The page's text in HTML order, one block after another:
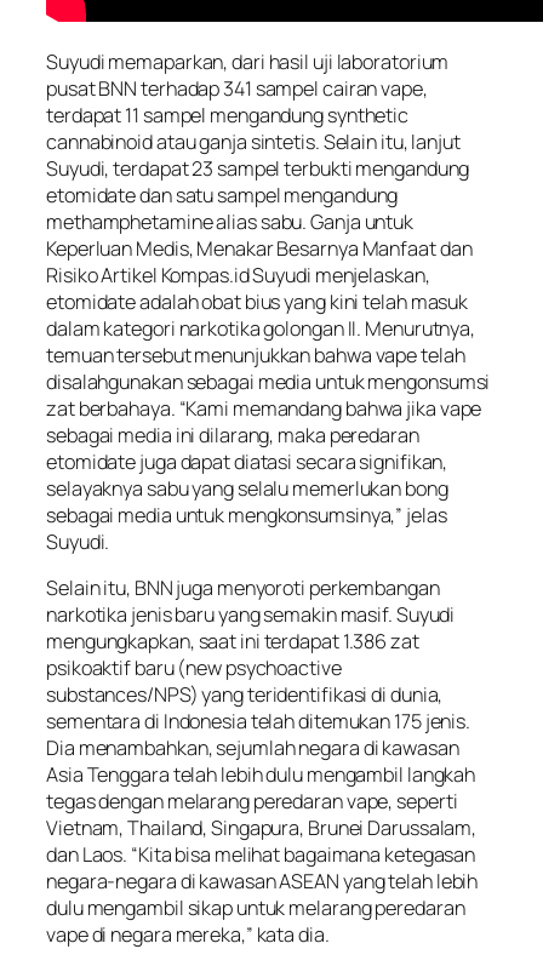
Suyudi memaparkan, dari hasil uji laboratorium
pusat BNN terhadap 341 sampel cairan vape,
terdapat 11 sampel mengandung synthetic
cannabinoid atau ganja sintetis. Selain itu, lanjut
Suyudi, terdapat 23 sampel terbukti mengandung
etomidate dan satu sampel mengandung
methamphetamine alias sabu. Ganja untuk
Keperluan Medis, Menakar Besarnya Manfaat dan
Risiko Artikel Kompas.id Suyudi menjelaskan,
etomidate adalah obat bius yang kini telah masuk
dalam kategori narkotika golongan II. Menurutnya,
temuan tersebut menunjukkan bahwa vape telah
disalahgunakan sebagai media untuk mengonsumsi
zat berbahaya. “Kami memandang bahwa jika vape
sebagai media ini dilarang, maka peredaran
etomidate juga dapat diatasi secara signifikan,
selayaknya sabu yang selalu memerlukan bong
sebagai media untuk mengkonsumsinya,” jelas
Suyudi.
Selain itu, BNN juga menyoroti perkembangan
narkotika jenis baru yang semakin masif. Suyudi
mengungkapkan, saat ini terdapat 1.386 zat
psikoaktif baru (new psychoactive
substances/NPS) yang teridentifikasi di dunia,
sementara di Indonesia telah ditemukan 175 jenis.
Dia menambahkan, sejumlah negara di kawasan
Asia Tenggara telah lebih dulu mengambil langkah
tegas dengan melarang peredaran vape, seperti
Vietnam, Thailand, Singapura, Brunei Darussalam,
dan Laos. “Kita bisa melihat bagaimana ketegasan
negara-negara di kawasan ASEAN yang telah lebih
dulu mengambil sikap untuk melarang peredaran
vape di negara mereka,” kata dia.